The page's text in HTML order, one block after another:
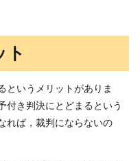
というメリットがありま
付き判決にとどまるという
れば，裁判にならないの